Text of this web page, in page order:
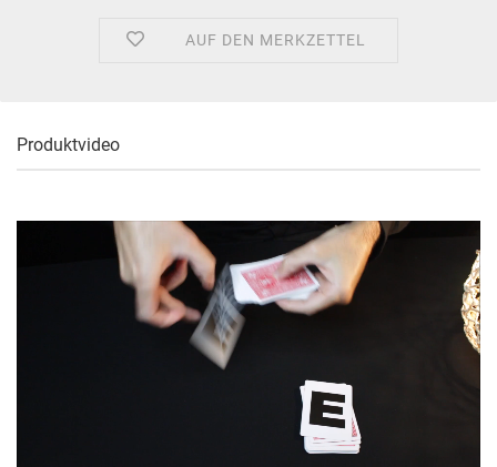
AUF DEN MERKZETTEL
Produktvideo